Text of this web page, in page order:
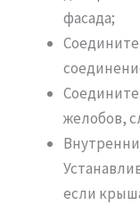
фасада;
желобов,
если